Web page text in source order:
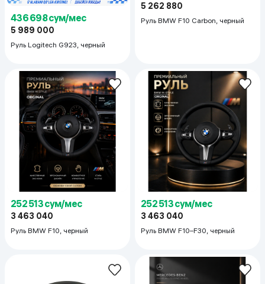
436 698 сум/мес
5 989 000
Руль Logitech G923, черный
5 262 880
Руль BMW F10 Carbon, черный
252 513 сум/мес
3 463 040
Руль BMW F10, черный
252 513 сум/мес
3 463 040
Руль BMW F10–F30, черный